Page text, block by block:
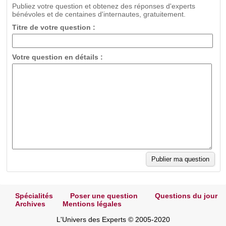
Publiez votre question et obtenez des réponses d'experts
bénévoles et de centaines d'internautes, gratuitement.
Titre de votre question :
Votre question en détails :
Spécialités Poser une question
Questions du jour
Archives
Mentions légales
L'Univers des Experts © 2005-2020